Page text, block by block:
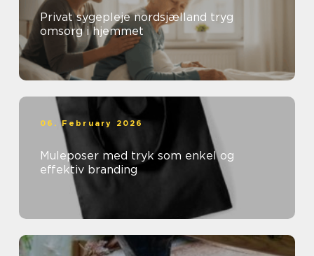
Privat sygepleje nordsjælland tryg
omsorg i hjemmet
06. February 2026
Muleposer med tryk som enkel og
effektiv branding